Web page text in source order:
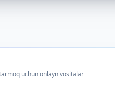
uchun onlayn vositalar